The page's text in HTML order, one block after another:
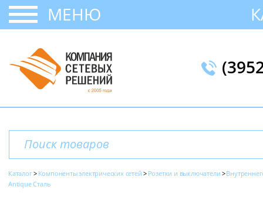
МЕНЮ
Каталог Компоненты электрических сетей Розетки и выключатели
Antique Сталь